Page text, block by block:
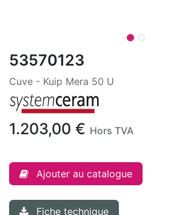
53570123
Cuve - Kuip Mera 50 U
1.203,00 € Hors TVA
Ajouter au catalogue
Fiche technique